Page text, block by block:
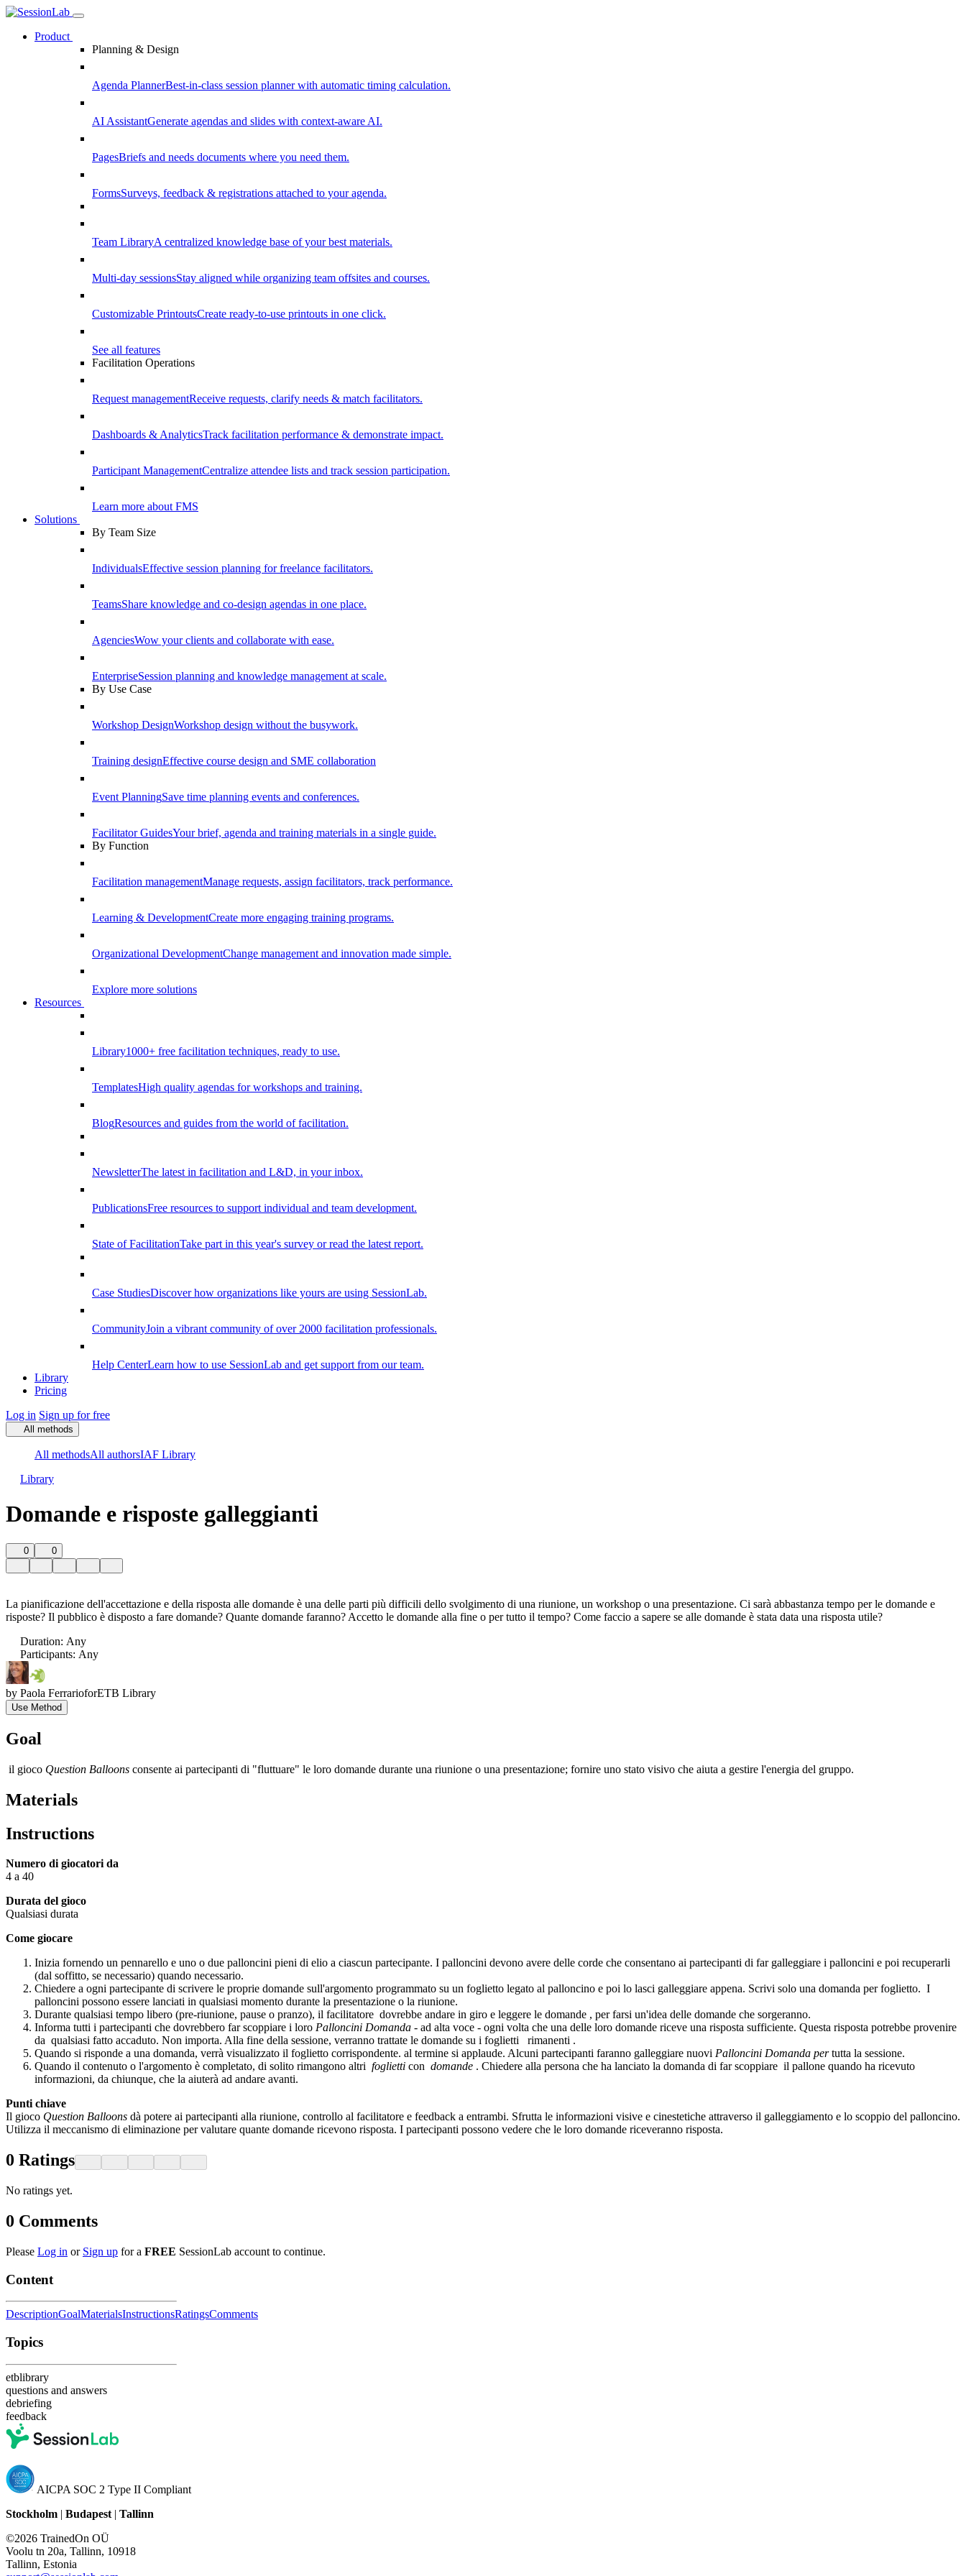
Product
Planning & Design
Agenda PlannerBest-in-class session planner with automatic timing calculation.
AI AssistantGenerate agendas and slides with context-aware AI.
PagesBriefs and needs documents where you need them.
FormsSurveys, feedback & registrations attached to your agenda.
Team LibraryA centralized knowledge base of your best materials.
Multi-day sessionsStay aligned while organizing team offsites and courses.
Customizable PrintoutsCreate ready-to-use printouts in one click.
See all features
Facilitation Operations
Request managementReceive requests, clarify needs & match facilitators.
Dashboards & AnalyticsTrack facilitation performance & demonstrate impact.
Participant ManagementCentralize attendee lists and track session participation.
Learn more about FMS
Solutions
By Team Size
IndividualsEffective session planning for freelance facilitators.
TeamsShare knowledge and co-design agendas in one place.
AgenciesWow your clients and collaborate with ease.
EnterpriseSession planning and knowledge management at scale.
By Use Case
Workshop DesignWorkshop design without the busywork.
Training designEffective course design and SME collaboration
Event PlanningSave time planning events and conferences.
Facilitator GuidesYour brief, agenda and training materials in a single guide.
By Function
Facilitation managementManage requests, assign facilitators, track performance.
Learning & DevelopmentCreate more engaging training programs.
Organizational DevelopmentChange management and innovation made simple.
Explore more solutions
Resources
Library1000+ free facilitation techniques, ready to use.
TemplatesHigh quality agendas for workshops and training.
BlogResources and guides from the world of facilitation.
NewsletterThe latest in facilitation and L&D, in your inbox.
PublicationsFree resources to support individual and team development.
State of FacilitationTake part in this year's survey or read the latest report.
Case StudiesDiscover how organizations like yours are using SessionLab.
CommunityJoin a vibrant community of over 2000 facilitation professionals.
Help CenterLearn how to use SessionLab and get support from our team.
Library
Pricing
Log in Sign up for free
All methods
All methodsAll authorsIAF Library
Library
Domande e risposte galleggianti
0 0
La pianificazione dell'accettazione e della risposta alle domande è una delle parti più difficili dello svolgimento di una riunione, un workshop o una presentazione. Ci sarà abbastanza tempo per le domande e
risposte? Il pubblico è disposto a fare domande? Quante domande faranno? Accetto le domande alla fine o per tutto il tempo? Come faccio a sapere se alle domande è stata data una risposta utile?
Duration: Any
Participants: Any
by Paola FerrarioforETB Library
Use Method
Goal
il gioco Question Balloons consente ai partecipanti di "fluttuare" le loro domande durante una riunione o una presentazione; fornire uno stato visivo che aiuta a gestire l'energia del gruppo.
Materials
Instructions
Numero di giocatori da
4 a 40
Durata del gioco
Qualsiasi durata
Come giocare
Inizia fornendo un pennarello e uno o due palloncini pieni di elio a ciascun partecipante. I palloncini devono avere delle corde che consentano ai partecipanti di far galleggiare i palloncini e poi recuperarli
(dal soffitto, se necessario) quando necessario.
Chiedere a ogni partecipante di scrivere le proprie domande sull'argomento programmato su un foglietto legato al palloncino e poi lo lasci galleggiare appena. Scrivi solo una domanda per foglietto. I
palloncini possono essere lanciati in qualsiasi momento durante la presentazione o la riunione.
Durante qualsiasi tempo libero (pre-riunione, pause o pranzo), il facilitatore dovrebbe andare in giro e leggere le domande , per farsi un'idea delle domande che sorgeranno.
Informa tutti i partecipanti che dovrebbero far scoppiare i loro Palloncini Domanda - ad alta voce - ogni volta che una delle loro domande riceve una risposta sufficiente. Questa risposta potrebbe provenire
da qualsiasi fatto accaduto. Non importa. Alla fine della sessione, verranno trattate le domande su i foglietti rimanenti .
Quando si risponde a una domanda, verrà visualizzato il foglietto corrispondente. al termine si applaude. Alcuni partecipanti faranno galleggiare nuovi Palloncini Domanda pertutta la sessione.
Quando il contenuto o l'argomento è completato, di solito rimangono altri foglietti con domande . Chiedere alla persona che ha lanciato la domanda di far scoppiare il pallone quando ha ricevuto
informazioni, da chiunque, che la aiuterà ad andare avanti.
Punti chiave
Il gioco Question Balloons dà potere ai partecipanti alla riunione, controllo al facilitatore e feedback a entrambi. Sfrutta le informazioni visive e cinestetiche attraverso il galleggiamento e lo scoppio del palloncino.
Utilizza il meccanismo di eliminazione per valutare quante domande ricevono risposta. I partecipanti possono vedere che le loro domande riceveranno risposta.
0 Ratings
No ratings yet.
0 Comments
Please Log in or Sign up for a FREE SessionLab account to continue.
Content
DescriptionGoalMaterialsInstructionsRatingsComments
Topics
etblibrary
questions and answers
debriefing
feedback
AICPA SOC 2 Type II Compliant
Stockholm | Budapest | Tallinn
©2026 TrainedOn OÜ
Voolu tn 20a, Tallinn, 10918
Tallinn, Estonia